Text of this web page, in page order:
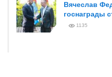
Вячеслав
госнаграды
1135